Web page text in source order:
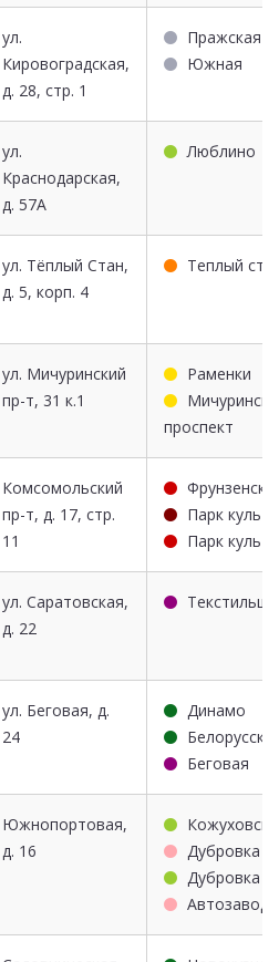
ул.
Кировоградская,
д. 28, стр. 1
Пражская
Южная
ул.
Краснодарская,
д. 57А
Люблино
ул. Тёплый Стан,
д. 5, корп. 4
Теплый
ул. Мичуринский
пр-т, 31 к.1
Раменки
проспект
Комсомольский
пр-т, д. 17, стр.
11
Парк
Парк
ул. Саратовская,
д. 22
ул. Беговая, д.
24
Динамо
Беговая
Южнопортовая,
д. 16
Дубровка
Дубровка